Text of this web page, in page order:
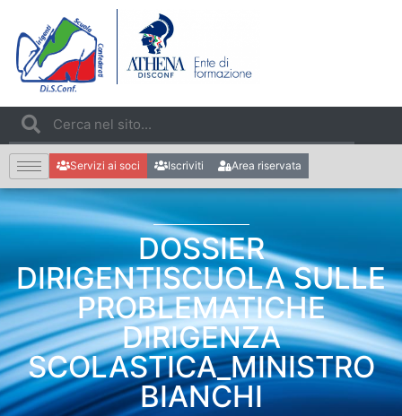
Servizi ai soci Iscriviti Area riservata
DOSSIER
DIRIGENTISCUOLA SULLE
PROBLEMATICHE
DIRIGENZA
SCOLASTICA_MINISTRO
BIANCHI